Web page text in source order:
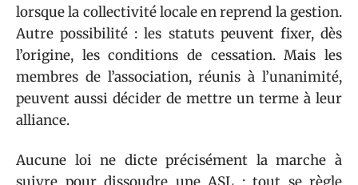
lorsque la collectivité locale en reprend la gestion.
Autre possibilité : les statuts peuvent fixer, dès
l’origine, les conditions de cessation. Mais les
membres de l’association, réunis à l’unanimité,
peuvent aussi décider de mettre un terme à leur
alliance.
Aucune loi ne dicte précisément la marche à
suivre pour dissoudre une ASL : tout se règle